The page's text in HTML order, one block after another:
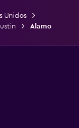
Unidos
Alamo